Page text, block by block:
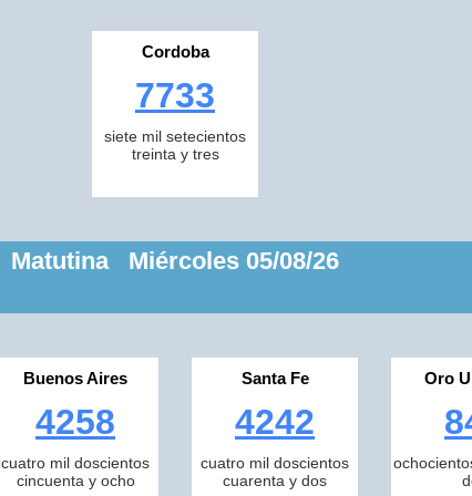
Cordoba
7733
siete mil setecientos
treinta y tres
Matutina Miércoles 05/08/26
Buenos Aires
4258
cuatro mil doscientos
cincuenta y ocho
Santa Fe
4242
cuatro mil doscientos
cuarenta y dos
Oro